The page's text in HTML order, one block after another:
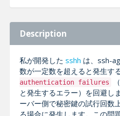
Description
私が開発した sshh は、ssh-
数が一定数を超えると発生す
authentication failures
と発生するエラー）を回避し
ーバー側で秘密鍵の試行回数
る場合に発生します。この問